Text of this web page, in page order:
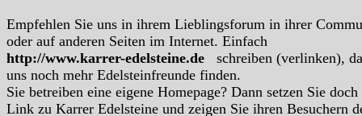
Empfehlen Sie uns in ihrem Lieblingsforum in ihrer
oder auf anderen Seiten im Internet. Einfach
http://www.karrer-edelsteine.de
schreiben (verlinken),
uns noch mehr Edelsteinfreunde finden.
Sie betreiben eine eigene Homepage? Dann setzen Sie doch
Link zu Karrer Edelsteine und zeigen Sie ihren Besuchern